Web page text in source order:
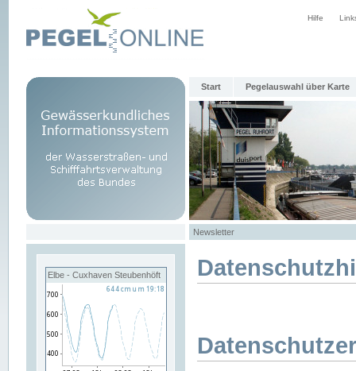
Hilfe
Start Pegelauswahl über Karte
Newsletter
Elbe - Cuxhaven Steubenhöft